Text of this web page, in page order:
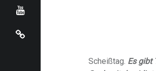
Scheißtag. Es gibt